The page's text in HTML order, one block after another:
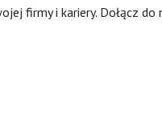
firmy i kariery. Dołącz